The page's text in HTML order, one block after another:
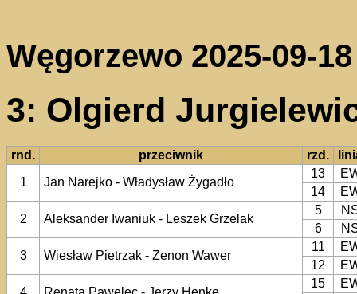
Węgorzewo 2025-09-18
3: Olgierd
rnd. przeciwnik rzd.
1
Jan Narejko - Władysław Żygadło
13
14
2
Aleksander Iwaniuk - Leszek Grzelak
5
6
3
Wiesław Pietrzak - Zenon Wawer
11
12
15